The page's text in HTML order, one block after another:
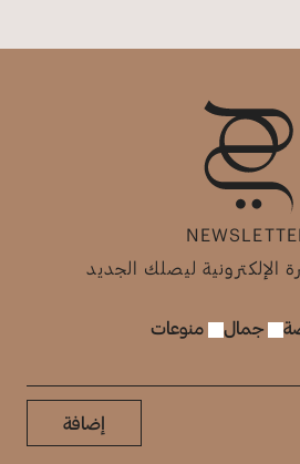
ليصلك الجديد
جمال منوعات
إضافة